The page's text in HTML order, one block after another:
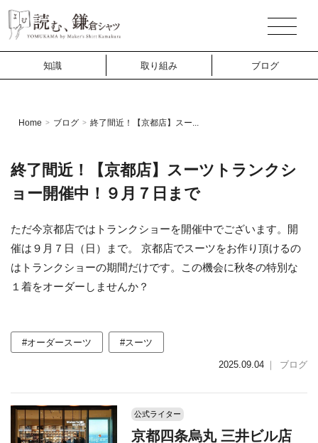
知識 取り組み ブログ
Home > ブログ > 終了間近！【京都店】スー...
終了間近！【京都店】スーツトランクシ
ョー開催中！９月７日まで
ただ今京都店ではトランクショーを開催中でございます。開
催は９月７日（日）まで。 京都店でスーツをお作り頂けるの
はトランクショーの期間だけです。この機会に秋冬の特別な
１着をオーダーしませんか？
#オーダースーツ #スーツ
2025.09.04 ｜ ブログ
公式ライター
京都四条烏丸 三井ビル店